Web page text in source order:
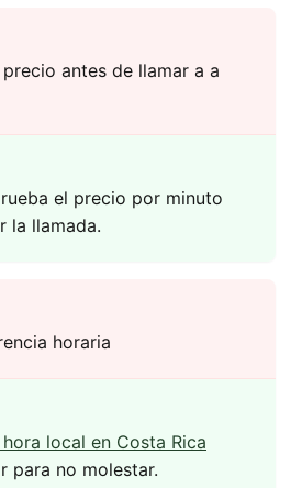
antes de llamar a a
el precio por minuto
la llamada.
horaria
hora local en Costa Rica
para no molestar.